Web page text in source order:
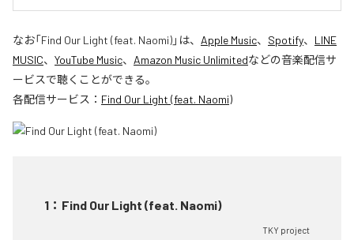
なお「Find Our Light (feat. Naomi)」は、 Apple Music、 Spotify、 LINE
MUSIC、 YouTube Music、 Amazon Music Unlimitedなどの音楽配信サ
ービスで聴くことができる。
各配信サービス： Find Our Light (feat. Naomi)
1 ： Find Our Light (feat. Naomi)
TKY project